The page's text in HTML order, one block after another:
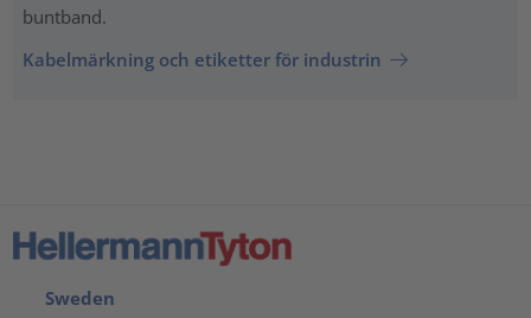
buntband.
Kabelmärkning och etiketter för industrin
Sweden